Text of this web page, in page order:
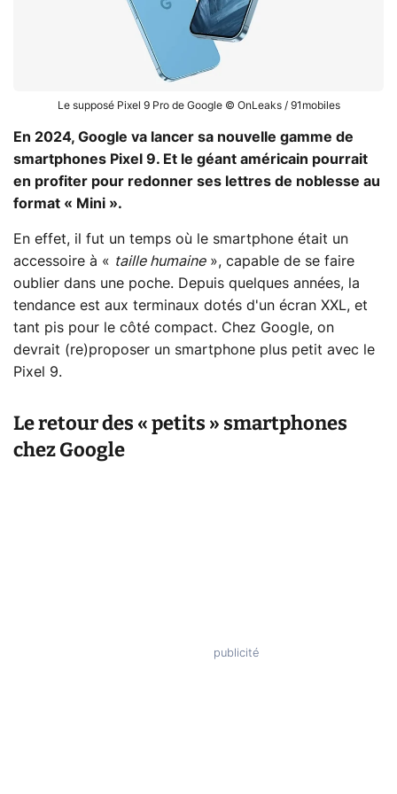
Le supposé Pixel 9 Pro de Google © OnLeaks / 91mobiles
En 2024, Google va lancer sa nouvelle gamme de
smartphones Pixel 9. Et le géant américain pourrait
en profiter pour redonner ses lettres de noblesse au
format « Mini ».
En effet, il fut un temps où le smartphone était un
accessoire à « taille humaine», capable de se faire
oublier dans une poche. Depuis quelques années, la
tendance est aux terminaux dotés d'un écran XXL, et
tant pis pour le côté compact. Chez Google, on
devrait (re)proposer un smartphone plus petit avec le
Pixel 9.
Le retour des « petits » smartphones
chez Google